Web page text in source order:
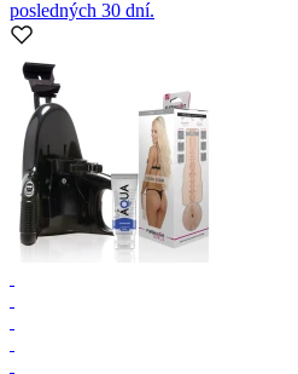
posledných 30 dní.